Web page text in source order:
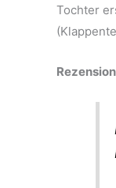
Tochter